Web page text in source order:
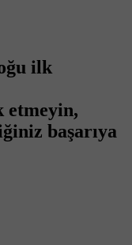
ilk
etmeyin,
başarıya